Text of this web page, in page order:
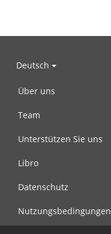
Deutsch
Über uns
Team
Unterstützen Sie uns
Libro
Datenschutz
Nutzungsbedingungen